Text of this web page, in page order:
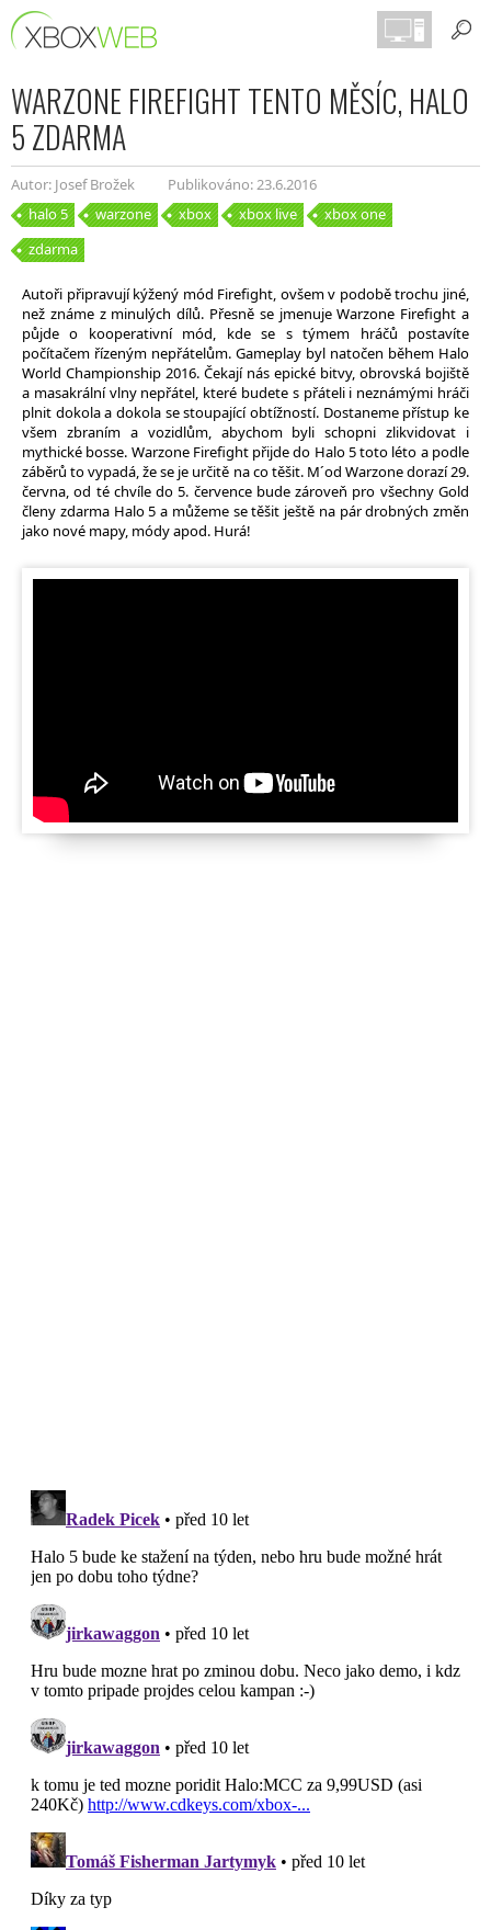
WARZONE FIREFIGHT TENTO MĚSÍC, HALO
5 ZDARMA
Autor: Josef Brožek
Publikováno: 23.6.2016
halo 5
warzone xbox xbox live
xbox one
zdarma
Autoři připravují kýžený mód Firefight, ovšem v podobě trochu jiné,
než známe z minulých dílů. Přesně se jmenuje Warzone Firefight a
půjde o kooperativní mód, kde se s týmem hráčů postavíte
počítačem řízeným nepřátelům. Gameplay byl natočen během Halo
World Championship 2016. Čekají nás epické bitvy, obrovská bojiště
a masakrální vlny nepřátel, které budete s přáteli i neznámými hráči
plnit dokola a dokola se stoupající obtížností. Dostaneme přístup ke
všem zbraním a vozidlům, abychom byli schopni zlikvidovat i
mythické bosse. Warzone Firefight přijde do Halo 5 toto léto a podle
záběrů to vypadá, že se je určitě na co těšit. M´od Warzone dorazí 29.
června, od té chvíle do 5. července bude zároveň pro všechny Gold
členy zdarma Halo 5 a můžeme se těšit ještě na pár drobných změn
jako nové mapy, módy apod. Hurá!